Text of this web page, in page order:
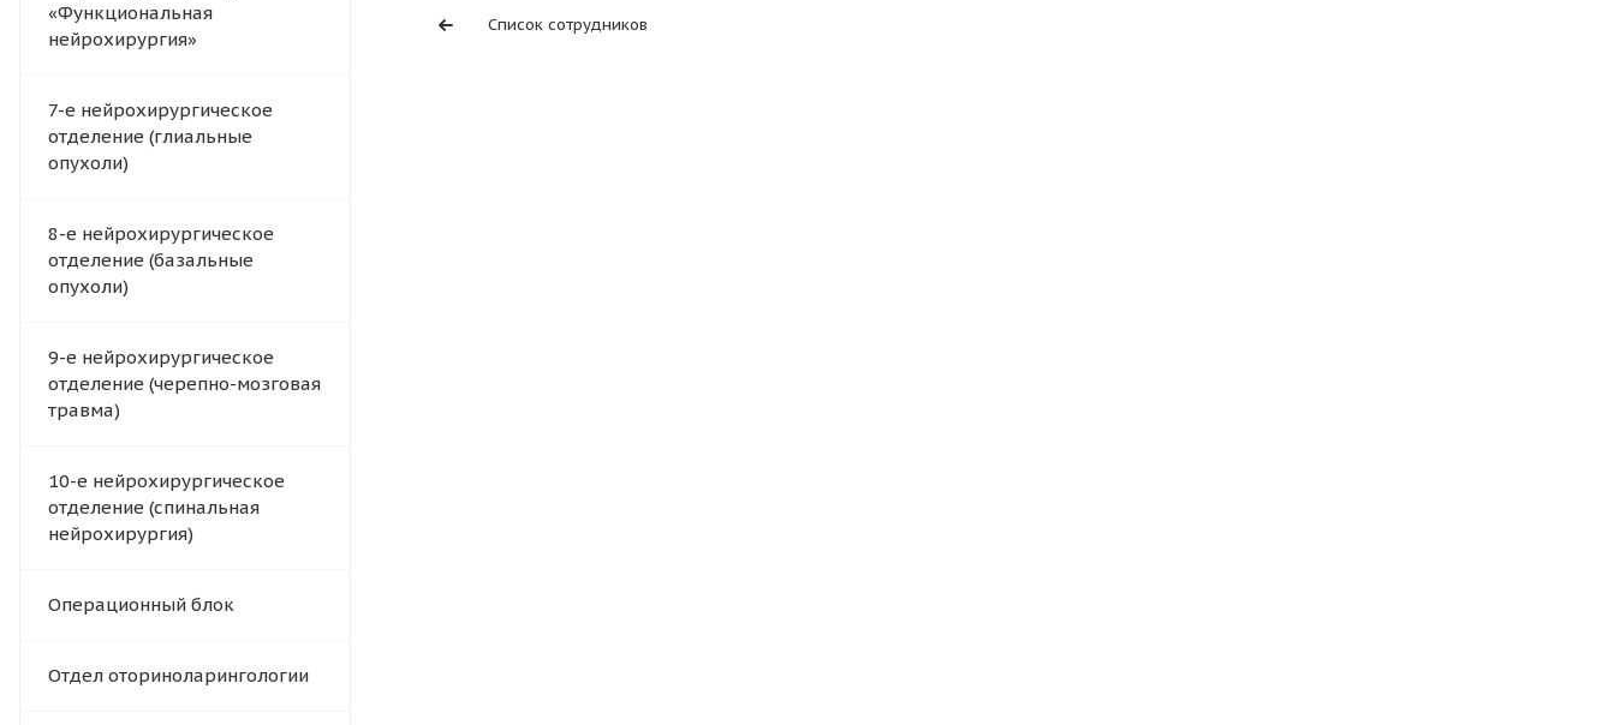
«Функциональная
нейрохирургия»
7-е нейрохирургическое
отделение (глиальные
опухоли)
8-е нейрохирургическое
отделение (базальные
опухоли)
9-е нейрохирургическое
отделение (черепно-мозговая
травма)
10-е нейрохирургическое
отделение (спинальная
нейрохирургия)
Операционный блок
Отдел оториноларингологии
Список сотрудников